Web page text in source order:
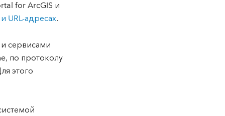
for ArcGIS и
URL-адресах.
сервисами
по протоколу
этого